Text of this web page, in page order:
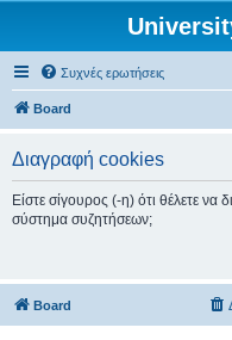
Συχνές ερωτήσεις
Board
Διαγραφή cookies
Είστε σίγουρος (-η) ότι θέλετε
σύστημα συζητήσεων;
Board